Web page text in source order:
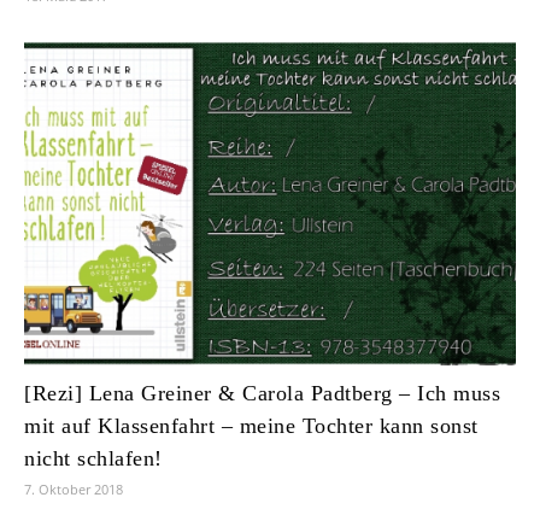
[Rezi] Lena Greiner & Carola Padtberg – Ich muss
mit auf Klassenfahrt – meine Tochter kann sonst
nicht schlafen!
7. Oktober 2018